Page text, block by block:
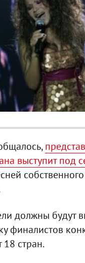
выступит под
должны будут
финалистов
18 стран.